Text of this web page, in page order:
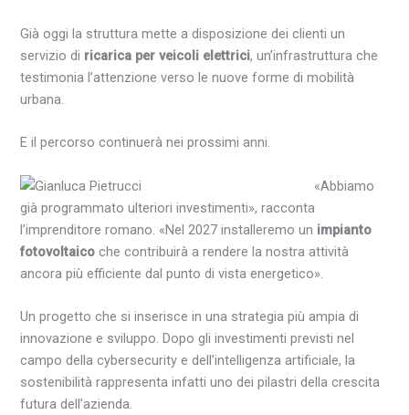
Già oggi la struttura mette a disposizione dei clienti un
servizio di ricarica per veicoli elettrici, un’infrastruttura che
testimonia l’attenzione verso le nuove forme di mobilità
urbana.
E il percorso continuerà nei prossimi anni.
«Abbiamo
già programmato ulteriori investimenti», racconta
l’imprenditore romano. «Nel 2027 installeremo un impianto
fotovoltaico che contribuirà a rendere la nostra attività
ancora più efficiente dal punto di vista energetico».
Un progetto che si inserisce in una strategia più ampia di
innovazione e sviluppo. Dopo gli investimenti previsti nel
campo della cybersecurity e dell’intelligenza artificiale, la
sostenibilità rappresenta infatti uno dei pilastri della crescita
futura dell’azienda.